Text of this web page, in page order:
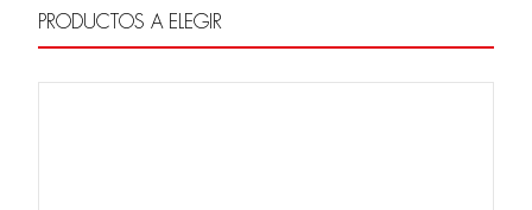
PRODUCTOS A ELEGIR